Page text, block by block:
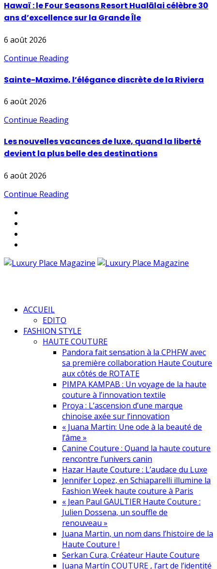
Hawaï : le Four Seasons Resort Hualālai célèbre 30
ans d’excellence sur la Grande Île
6 août 2026
Continue Reading
Sainte-Maxime, l’élégance discrète de la Riviera
6 août 2026
Continue Reading
Les nouvelles vacances de luxe, quand la liberté
devient la plus belle des destinations
6 août 2026
Continue Reading
ACCUEIL
EDITO
FASHION STYLE
HAUTE COUTURE
Pandora fait sensation à la CPHFW avec
sa première collaboration Haute Couture
aux côtés de ROTATE
PIMPA KAMPAB : Un voyage de la haute
couture à l’innovation textile
Proya : L’ascension d’une marque
chinoise axée sur l’innovation
« Juana Martin: Une ode à la beauté de
l’âme »
Canine Couture : Quand la haute couture
rencontre l’univers canin
Hazar Haute Couture : L’audace du Luxe
Jennifer Lopez, en Schiaparelli illumine la
Fashion Week haute couture à Paris
« Jean Paul GAULTIER Haute Couture :
Julien Dossena, un souffle de
renouveau »
Juana Martin, un nom dans l’histoire de la
Haute Couture !
Serkan Cura, Créateur Haute Couture
Juana Martín COUTURE , l’art de l’identité